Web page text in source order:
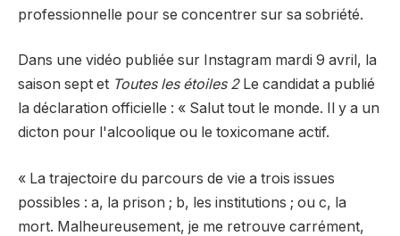
professionnelle pour se concentrer sur sa sobriété.
Dans une vidéo publiée sur Instagram mardi 9 avril, la
saison sept et Toutes les étoiles 2 Le candidat a publié
la déclaration officielle : « Salut tout le monde. Il y a un
dicton pour l'alcoolique ou le toxicomane actif.
« La trajectoire du parcours de vie a trois issues
possibles : a, la prison ; b, les institutions ; ou c, la
mort. Malheureusement, je me retrouve carrément,